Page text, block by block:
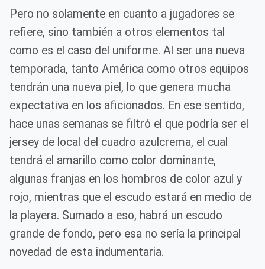
Pero no solamente en cuanto a jugadores se
refiere, sino también a otros elementos tal
como es el caso del uniforme. Al ser una nueva
temporada, tanto América como otros equipos
tendrán una nueva piel, lo que genera mucha
expectativa en los aficionados. En ese sentido,
hace unas semanas se filtró el que podría ser el
jersey de local del cuadro azulcrema, el cual
tendrá el amarillo como color dominante,
algunas franjas en los hombros de color azul y
rojo, mientras que el escudo estará en medio de
la playera. Sumado a eso, habrá un escudo
grande de fondo, pero esa no sería la principal
novedad de esta indumentaria.